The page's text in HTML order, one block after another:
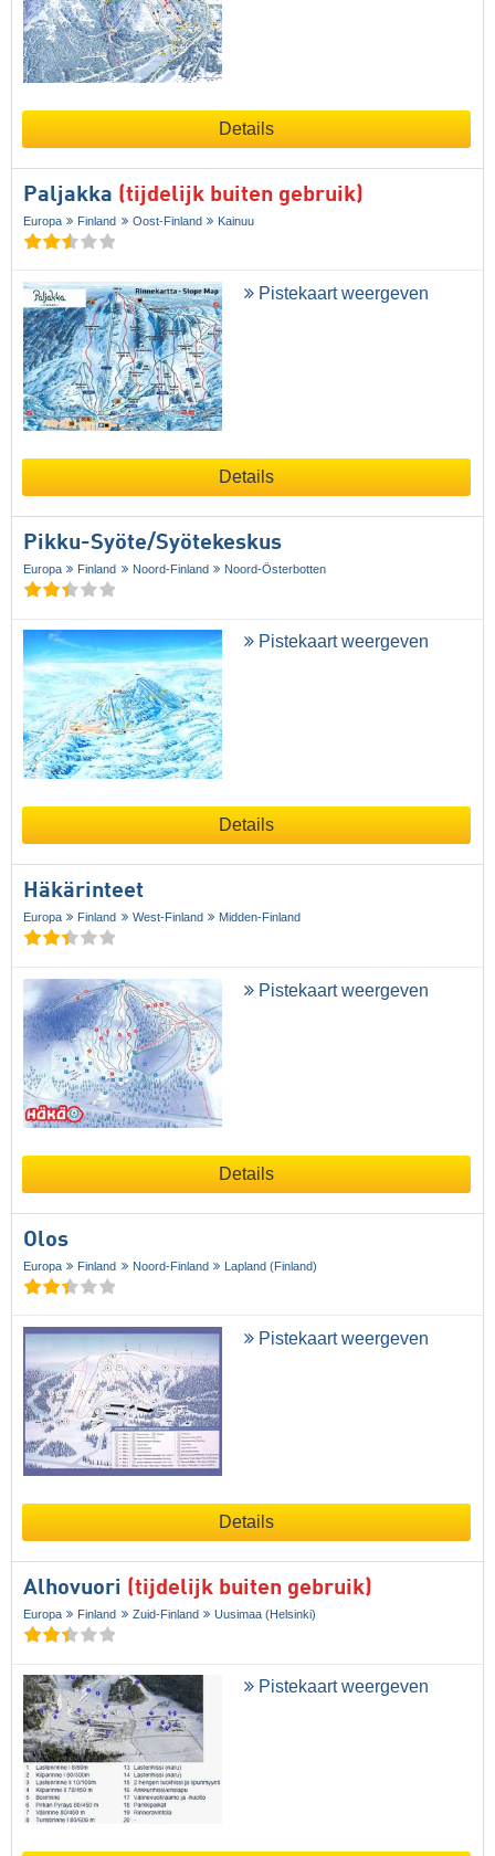
Details
Paljakka (tijdelijk buiten gebruik)
Europa Finland Oost-Finland Kainuu
Pistekaart weergeven
Details
Pikku-Syöte/​Syötekeskus
Europa Finland Noord-Finland Noord-Österbotten
Pistekaart weergeven
Details
Häkärinteet
Europa Finland West-Finland Midden-Finland
Pistekaart weergeven
Details
Olos
Europa Finland Noord-Finland Lapland (Finland)
Pistekaart weergeven
Details
Alhovuori (tijdelijk buiten gebruik)
Europa Finland Zuid-Finland Uusimaa (Helsinki)
Pistekaart weergeven